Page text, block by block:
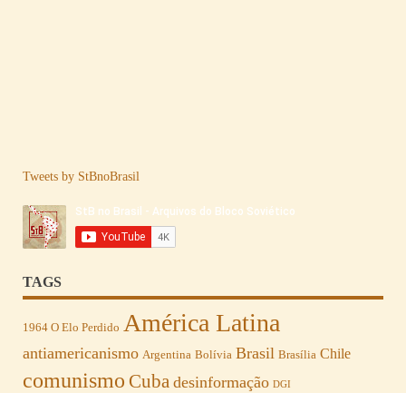
Tweets by StBnoBrasil
TAGS
1964 O Elo Perdido América Latina
antiamericanismo Argentina Bolívia Brasil Brasília Chile
comunismo Cuba desinformação DGI